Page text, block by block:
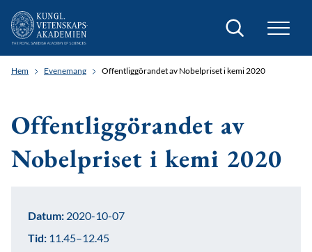
Sök
Hem Evenemang Offentliggörandet av Nobelpriset i kemi 2020
Offentliggörandet av
Nobelpriset i kemi 2020
Datum: 2020-10-07
Tid: 11.45–12.45